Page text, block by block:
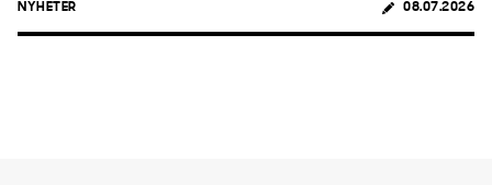
NYHETER 08.07.2026